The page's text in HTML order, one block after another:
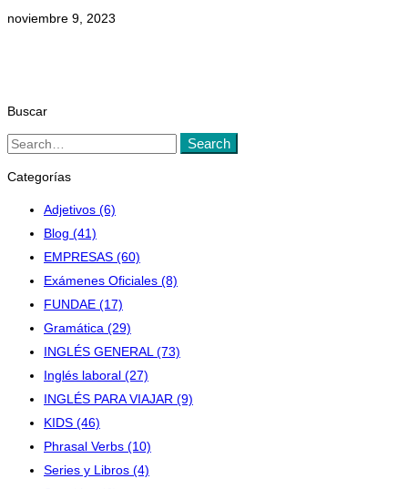
noviembre 9, 2023
Buscar
Search
Search
Categorías
Adjetivos (6)
Blog (41)
EMPRESAS (60)
Exámenes Oficiales (8)
FUNDAE (17)
Gramática (29)
INGLÉS GENERAL (73)
Inglés laboral (27)
INGLÉS PARA VIAJAR (9)
KIDS (46)
Phrasal Verbs (10)
Series y Libros (4)